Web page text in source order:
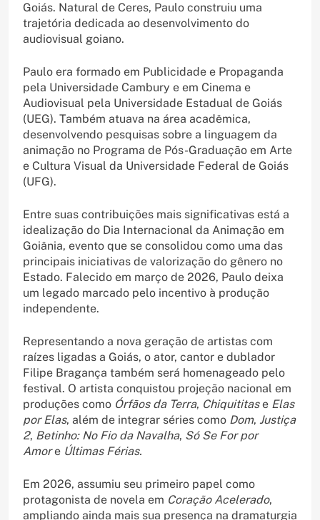
Goiás. Natural de Ceres, Paulo construiu uma
trajetória dedicada ao desenvolvimento do
audiovisual goiano.
Paulo era formado em Publicidade e Propaganda
pela Universidade Cambury e em Cinema e
Audiovisual pela Universidade Estadual de Goiás
(UEG). Também atuava na área acadêmica,
desenvolvendo pesquisas sobre a linguagem da
animação no Programa de Pós-Graduação em Arte
e Cultura Visual da Universidade Federal de Goiás
(UFG).
Entre suas contribuições mais significativas está a
idealização do Dia Internacional da Animação em
Goiânia, evento que se consolidou como uma das
principais iniciativas de valorização do gênero no
Estado. Falecido em março de 2026, Paulo deixa
um legado marcado pelo incentivo à produção
independente.
Representando a nova geração de artistas com
raízes ligadas a Goiás, o ator, cantor e dublador
Filipe Bragança também será homenageado pelo
festival. O artista conquistou projeção nacional em
produções como Órfãos da Terra, Chiquititase Elas
por Elas, além de integrar séries como Dom, Justiça
2, Betinho: No Fio da Navalha, Só Se For por
Amore Últimas Férias.
Em 2026, assumiu seu primeiro papel como
protagonista de novela em Coração Acelerado,
ampliando ainda mais sua presença na dramaturgia